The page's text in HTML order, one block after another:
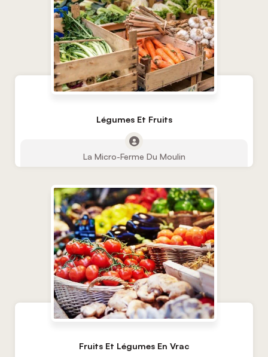
Légumes Et Fruits
La Micro-Ferme Du Moulin
Fruits Et Légumes En Vrac